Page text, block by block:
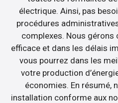
électrique. Ainsi, pas
procédures
complexes. Nous gérons
efficace et dans les délais
vous pourrez dans les
votre production
économies. En résumé,
installation conforme aux